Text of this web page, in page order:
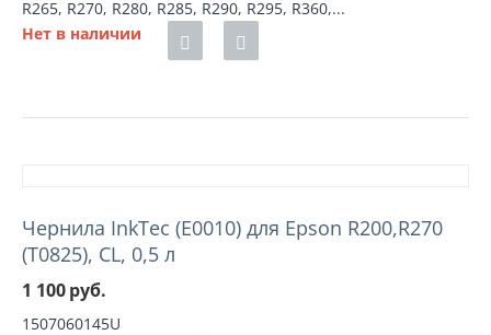
R265, R270, R280, R285, R290, R295, R360,...
Нет в наличии
Чернила InkTec (E0010) для Epson R200,R270
(T0825), CL, 0,5 л
1 100руб.
1507060145U